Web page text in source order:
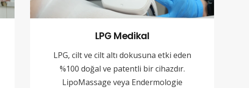
LPG Medikal
LPG, cilt ve cilt altı dokusuna etki eden
%100 doğal ve patentli bir cihazdır.
LipoMassage veya Endermologie